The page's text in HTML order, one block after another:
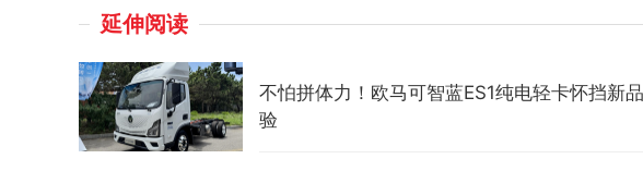
延伸阅读
不怕拼体力！欧马可智蓝ES1纯电轻卡怀挡新
验